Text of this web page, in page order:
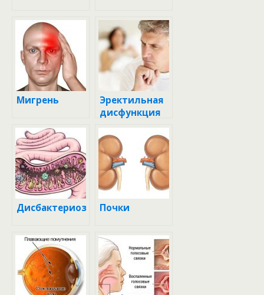
Мигрень
Эректильная
дисфункция
Дисбактериоз Почки